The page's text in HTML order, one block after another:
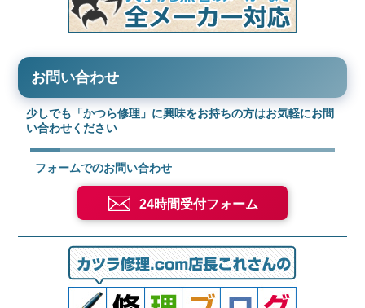
お問い合わせ
少しでも「かつら修理」に興味をお持ちの方はお気軽にお問
い合わせください
フォームでのお問い合わせ
24時間受付フォーム